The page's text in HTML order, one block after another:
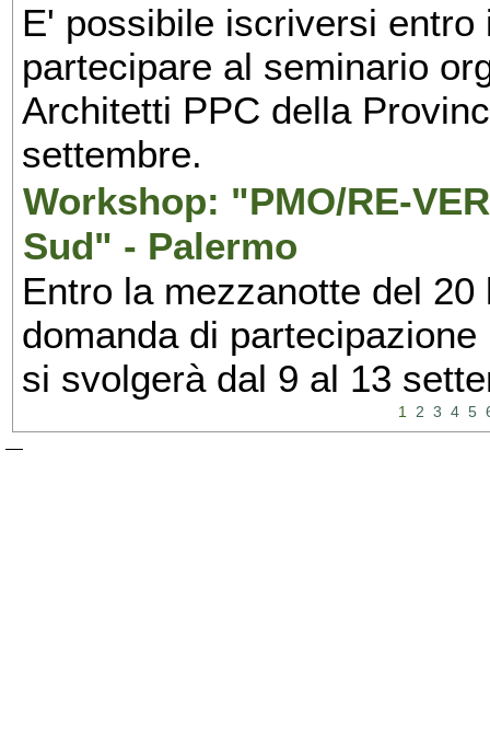
E' possibile iscriversi
partecipare al seminario
Architetti PPC della
settembre.
Workshop: "PMO/RE-
Sud" - Palermo
Entro la mezzanotte del
domanda di
si svolgerà dal 9 al 13
1 2 3 4 5